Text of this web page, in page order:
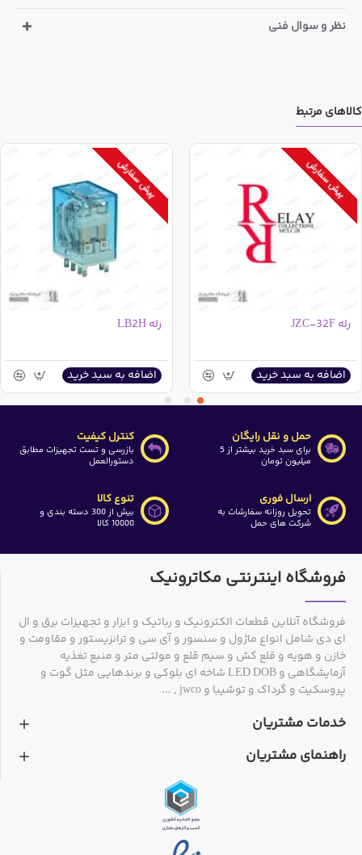
نظر و سوال فنی
کالاهای مرتبط
پیش سفارش
رله JZC-32F
اضافه به سبد خرید
پیش سفارش
رله LB2H
اضافه به سبد خرید
حمل و نقل رایگان
برای سبد خرید بیشتر از 5
میلیون تومان
کنترل کیفیت
بازرسی و تست تجهیزات مطابق
دستورالعمل
ارسال فوری
تحویل روزانه سفارشات به
شرکت های حمل
تنوع کالا
بیش از 300 دسته بندی و
10000 کالا
فروشگاه اینترنتی مکاترونیک
فروشگاه آنلاین قطعات الکترونیک و رباتیک و ابزار و تجهیزات برق و ال
ای دی شامل انواع ماژول و سنسور و آی سی و ترانزیستور و مقاومت و
خازن و هویه و قلع کش و سیم قلع و مولتی متر و منبع تغذیه
آزمایشگاهی و LED DOB شاخه ای بلوکی و برندهایی مثل گوت و
پروسکیت و گرداک و توشیبا و jwco , ...
خدمات مشتریان
راهنمای مشتریان